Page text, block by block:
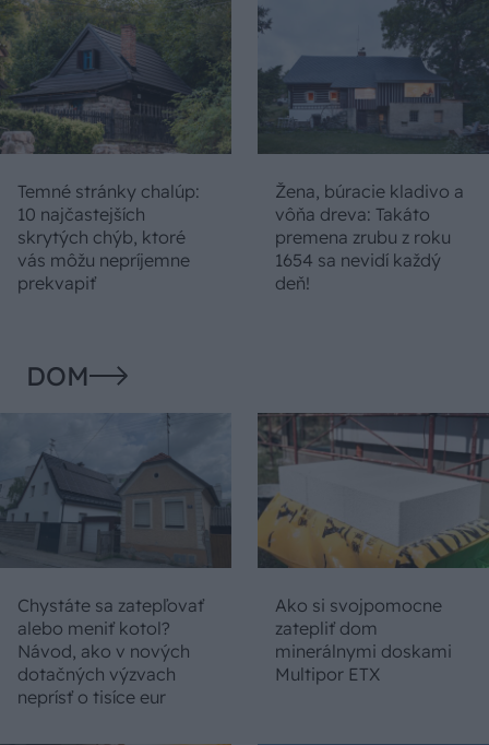
Temné stránky chalúp:
10 najčastejších
skrytých chýb, ktoré
vás môžu nepríjemne
prekvapiť
Žena, búracie kladivo a
vôňa dreva: Takáto
premena zrubu z roku
1654 sa nevidí každý
deň!
DOM
Chystáte sa zatepľovať
alebo meniť kotol?
Návod, ako v nových
dotačných výzvach
neprísť o tisíce eur
Ako si svojpomocne
zatepliť dom
minerálnymi doskami
Multipor ETX